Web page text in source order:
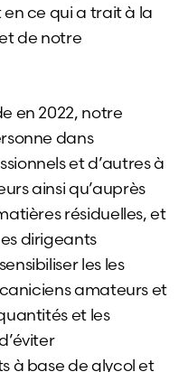
ce qui a trait à la
de notre
en 2022, notre
dans
et d’autres à
ainsi qu’auprès
résiduelles, et
dirigeants
les les
amateurs et
et les
à base de glycol et